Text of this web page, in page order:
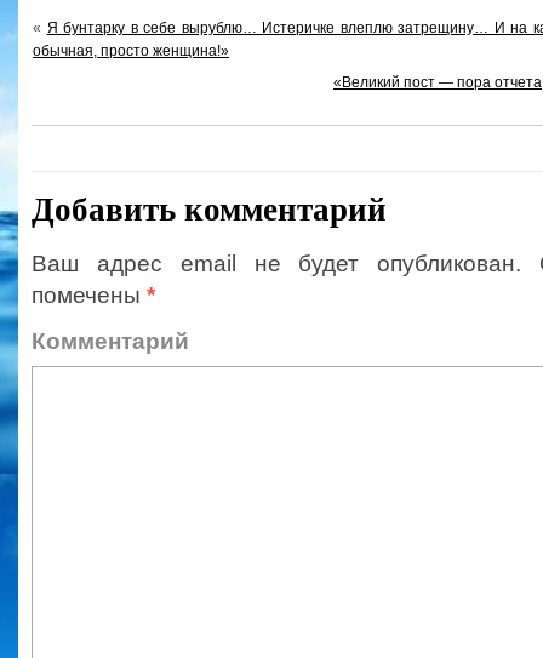
« Я бунтарку в себе вырублю… Истеричке влеплю затрещину… И на
обычная, просто женщина!»
«Великий пост — пора
Добавить комментарий
Ваш адрес email не будет опубликован.
помечены *